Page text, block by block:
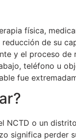
física,
de su
y el proceso de
teléfono u
fue
o un
significa perder